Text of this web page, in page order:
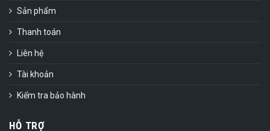
Sản phẩm
Thanh toán
Liên hệ
Tài khoản
Kiểm tra bảo hành
HỖ TRỢ